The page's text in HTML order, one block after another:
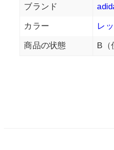
ブランド
カラー レ
商品の状態 B（